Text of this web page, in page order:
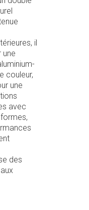
il
une
couleur,
une
avec
des